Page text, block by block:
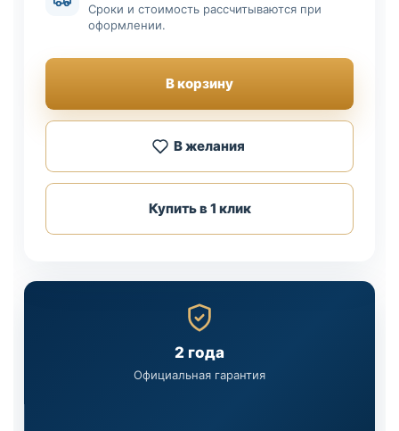
Сроки и стоимость рассчитываются при
оформлении.
В корзину
В желания
Купить в 1 клик
2 года
Официальная гарантия